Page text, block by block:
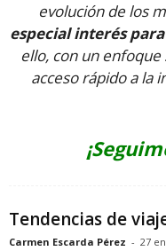
evolución de los
especial interés
ello, con un
acceso rápido a la
Tendencias de
Carmen Escarda Pérez - 27